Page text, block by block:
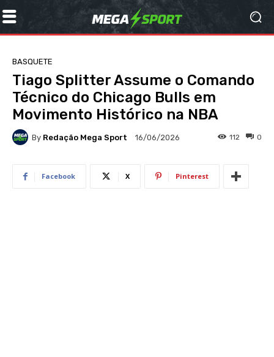
BASQUETE
Tiago Splitter Assume o Comando
Técnico do Chicago Bulls em
Movimento Histórico na NBA
By Redação Mega Sport 16/06/2026 0
112
Facebook X Pinterest